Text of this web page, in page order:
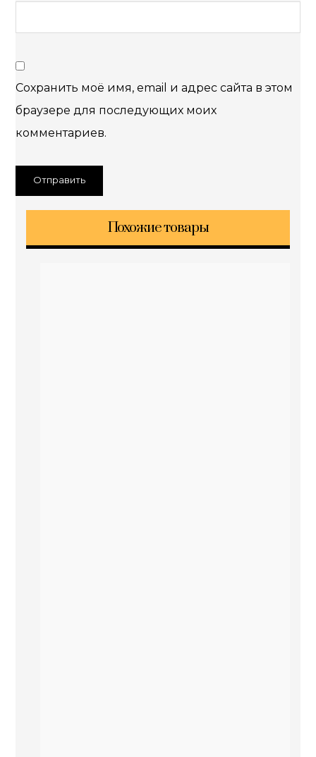
Сохранить моё имя, email и адрес сайта в этом
браузере для последующих моих
комментариев.
Похожие товары